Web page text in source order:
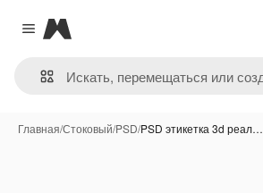
Close menu
Magnific
Главная/Стоковый/PSD/PSD этикетка 3d реал…